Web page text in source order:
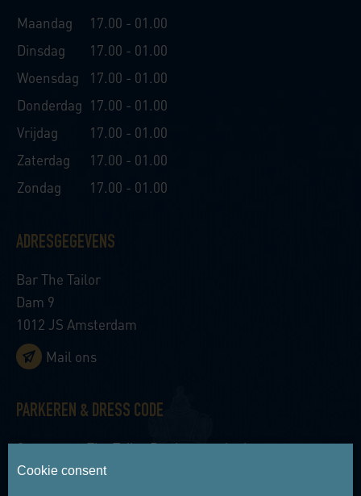
Maandag
17.00 - 01.00
Dinsdag
17.00 - 01.00
Woensdag
17.00 - 01.00
Donderdag 17.00 - 01.00
Vrijdag
17.00 - 01.00
Zaterdag
17.00 - 01.00
Zondag
17.00 - 01.00
ADRESGEGEVENS
Bar The Tailor
Dam 9
1012 JS Amsterdam
Mail ons
PARKEREN & DRESS CODE
Gasten van The Tailor Bar kunnen in de
parkeergarage van Anantara Grand Hotel
Cookie consent